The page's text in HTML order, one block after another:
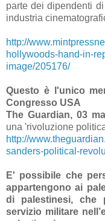
parte dei dipendenti
industria
http://
hollywoods-hand-in-
image/205176/
Questo è l'unico
Congresso USA
The Guardian, 03
una 'rivoluzione
http://
sanders-political-
E' possibile che
appartengono ai
di palestinesi, che
servizio militare